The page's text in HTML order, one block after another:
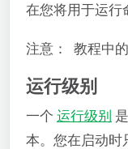
在您将用于运行
注意： 教程中
运行级别
一个 运行级别
本。您在启动时